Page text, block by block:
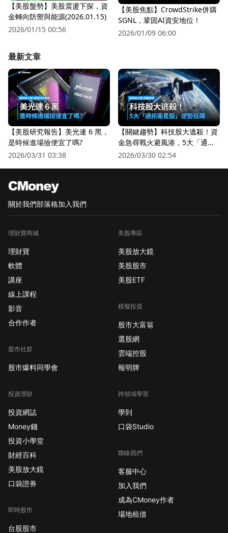
【美股盤勢】美股震盪下探，資
金轉向防禦與能源(2026.01.15)
2026/01/15 00:56
【美股焦點】CrowdStrike併購
SGNL，鞏固AI資安地位！
2026/01/09 06:00
最新文章
【美股研究報告】美光連 6 黑，
是時候進場撿便宜了嗎?
2026/03/31 03:38
【關鍵趨勢】科技股大逃殺！資
金急尋戰火避風港，5大「通訊
衛星股」逆勢狂飆
2026/03/30 02:54
關於我們部落格加入我們
理財寶商城
理財寶
軟體
講座
線上課程
影音
合作作者
股市社群
股市爆料同學會
投資理財
投資網誌
Money錢
投資小學堂
財經百科
美股放大鏡
口袋證券
即時股市
台股股市
美股專區
美股放大鏡
美股股市
美股ETF
模擬投資
股市大富翁
選股網
雲端控股
報明牌
跨領域學習
學到
口袋Studio
聯絡我們
客服中心
加入我們
成為CMoney作者
場地租借